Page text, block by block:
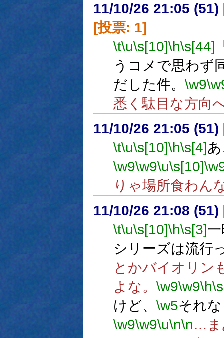
11/10/26 21:05 (51)
[投票: 1]
\t\u\s[10]\h\s[44]
うコメで思わず
だした件。 \w9
悉く駄目な方向
11/10/26 21:05 (51)
\t\u\s[10]\h\s[4]
\w9\w9\u\s[10]
りゃ場所食わん
11/10/26 21:08 (51)
\t\u\s[10]\h\s[3]
シリーズは流行
とかバイオリン
よな。 \w9\w9\h
けど、 \w5それ
\w9\w9\u\n\n…ま